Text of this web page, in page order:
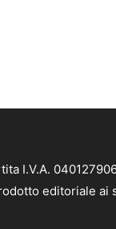
I.V.A.
editoriale ai